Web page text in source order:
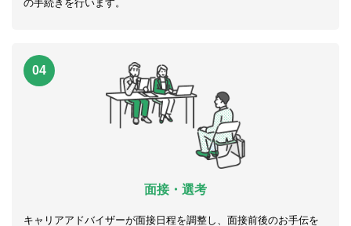
の手続きを行います。
04
面接・選考
キャリアアドバイザーが面接日程を調整し、面接前後のお手伝を